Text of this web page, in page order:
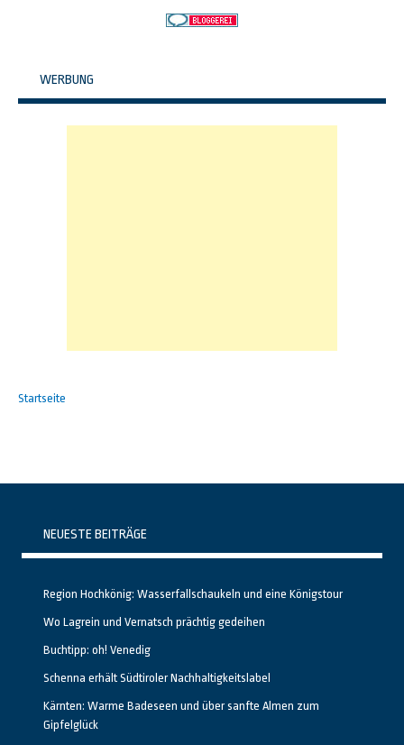
WERBUNG
Startseite
NEUESTE BEITRÄGE
Region Hochkönig: Wasserfallschaukeln und eine Königstour
Wo Lagrein und Vernatsch prächtig gedeihen
Buchtipp: oh! Venedig
Schenna erhält Südtiroler Nachhaltigkeitslabel
Kärnten: Warme Badeseen und über sanfte Almen zum
Gipfelglück